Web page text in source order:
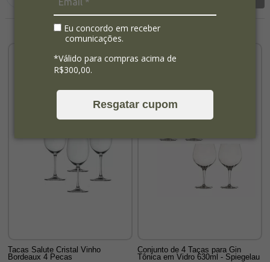
Eu concordo em receber
comunicações.
*Válido para compras acima de
R$300,00.
Resgatar cupom
Tacas Salute Cristal Vinho
Bordeaux 4 Pecas
Conjunto de 4 Taças para Gin
Tônica em Vidro 630ml - Spiegelau